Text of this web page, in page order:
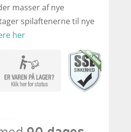
masser af nye
spilaftenerne til nye
her